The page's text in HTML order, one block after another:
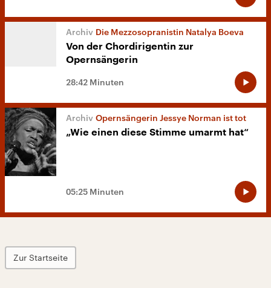
Die Mezzosopranistin Natalya Boeva
Von der Chordirigentin zur
Opernsängerin
28:42 Minuten
Opernsängerin Jessye Norman ist tot
„Wie einen diese Stimme umarmt hat“
05:25 Minuten
Zur Startseite